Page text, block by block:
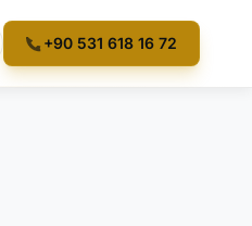
Açık tema etkin
+90 531 618 16 72